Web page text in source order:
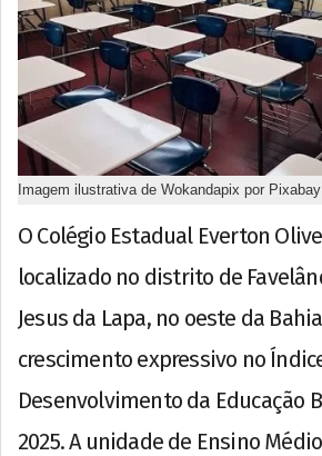
Imagem ilustrativa de Wokandapix por Pixabay
O Colégio Estadual Everton
localizado no distrito de
Jesus da Lapa, no oeste da
crescimento expressivo no
Desenvolvimento da Educação
2025. A unidade de Ensino